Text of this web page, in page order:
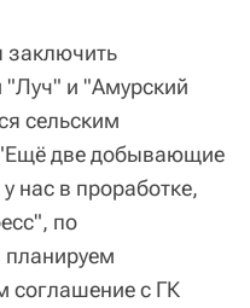
заключить
и "Амурский
сельским
две добывающие
нас в проработке,
по
соглашение с ГК